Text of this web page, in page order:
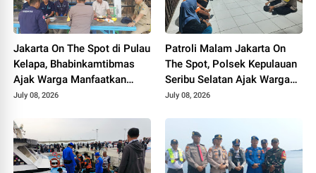
Jakarta On The Spot di Pulau
Kelapa, Bhabinkamtibmas
Ajak Warga Manfaatkan
Layanan Polri 110
July 08, 2026
Patroli Malam Jakarta On
The Spot, Polsek Kepulauan
Seribu Selatan Ajak Warga
Manfaatkan Layanan Polisi
July 08, 2026